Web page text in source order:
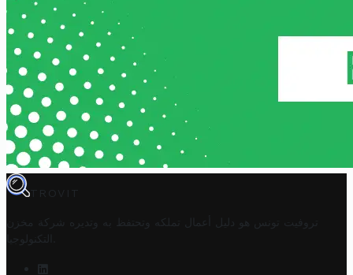
TROVIT
تروفيت تونس هو دليل أعمال تملكه وتحتفظ به وتديره
شركة مخزن
التكنولوجيا